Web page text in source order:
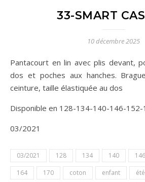
33-SMART
10 décembre 2025
Pantacourt en lin avec plis devant, poche passepoilée au
dos et poches aux hanches.
ceinture, taille élastiquée au dos
Disponible en 128-134-140-146-
03/2021
03/2021 128 134 140 146
164
170 coton enfant été